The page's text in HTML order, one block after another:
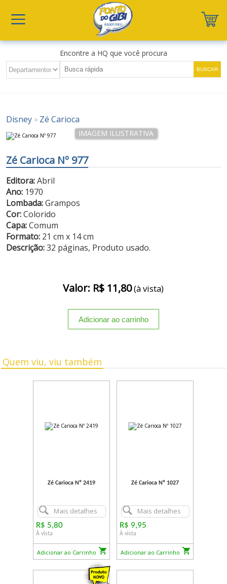
Encontre a HQ que você procura
Disney > Zé Carioca
Zé Carioca Nº 977
Editora:Abril
Ano: 1970
Lombada:Grampos
Cor:Colorido
Capa:Comum
Formato: 21 cm x 14 cm
Descrição:32 páginas, Produto usado.
Valor: R$ 11,80(à vista)
Quem viu, viu também
Zé Carioca Nº 2419
Mais detalhes
R$ 5,80
À vista
Adicionar ao Carrinho
Zé Carioca Nº 1027
Mais detalhes
R$ 9,95
À vista
Adicionar ao Carrinho